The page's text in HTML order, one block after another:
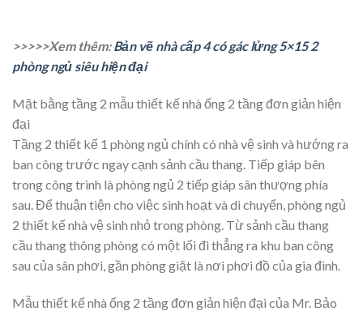
>>>>>Xem thêm:Bản vẽ nhà cấp 4 có gác lửng 5×15 2
phòng ngủ siêu hiện đại
Mặt bằng tầng 2 mẫu thiết kế nhà ống 2 tầng đơn giản hiện
đại
Tầng 2 thiết kế 1 phòng ngủ chính có nhà vệ sinh và hướng ra
ban công trước ngay cạnh sảnh cầu thang. Tiếp giáp bên
trong công trình là phòng ngủ 2 tiếp giáp sân thượng phía
sau. Để thuận tiện cho việc sinh hoạt và di chuyển, phòng ngủ
2 thiết kế nhà vệ sinh nhỏ trong phòng. Từ sảnh cầu thang
cầu thang thông phòng có một lối đi thẳng ra khu ban công
sau của sân phơi, gần phòng giặt là nơi phơi đồ của gia đình.
Mẫu thiết kế nhà ống 2 tầng đơn giản hiện đại của Mr. Bảo